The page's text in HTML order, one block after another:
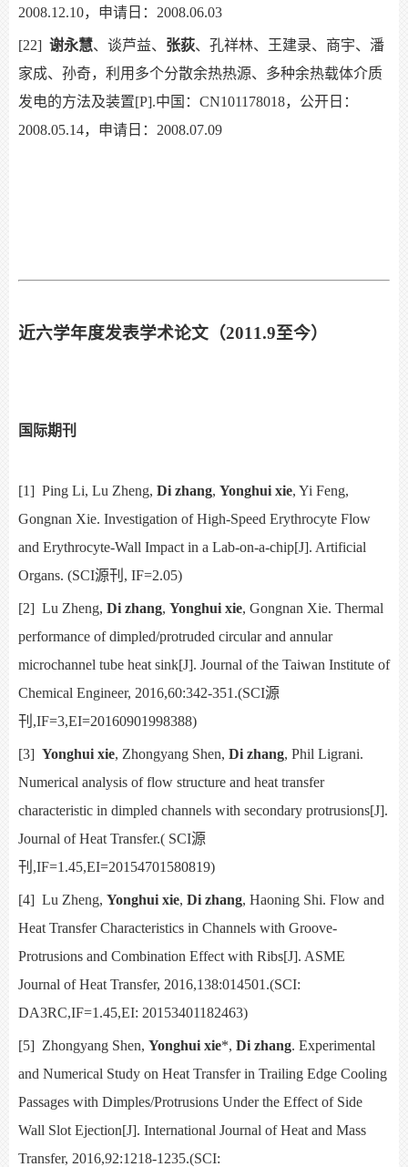
2008.12.10，申请日：2008.06.03
[22] 谢永慧、谈芦益、 张荻、孔祥林、王建录、商宇、潘
家成、孙奇，利用多个分散余热热源、多种余热载体介质
发电的方法及装置[P].中国：CN101178018，公开日：
2008.05.14，申请日：2008.07.09
近六学年度发表学术论文（2011.9至今）
国际期刊
[1] Ping Li, Lu Zheng, Di zhang, Yonghui xie, Yi Feng,
Gongnan Xie. Investigation of High-Speed Erythrocyte Flow
and Erythrocyte-Wall Impact in a Lab-on-a-chip[J]. Artificial
Organs. (SCI源刊 , IF=2.05)
[2] Lu Zheng, Di zhang, Yonghui xie, Gongnan Xie. Thermal
performance of dimpled/protruded circular and annular
microchannel tube heat sink[J]. Journal of the Taiwan Institute of
Chemical Engineer, 2016,60:342-351.(SCI源
刊 ,IF=3,EI=20160901998388)
[3] Yonghui xie, Zhongyang Shen, Di zhang, Phil Ligrani.
Numerical analysis of flow structure and heat transfer
characteristic in dimpled channels with secondary protrusions[J].
Journal of Heat Transfer.( SCI源
刊 ,IF=1.45,EI=20154701580819)
[4] Lu Zheng, Yonghui xie, Di zhang, Haoning Shi. Flow and
Heat Transfer Characteristics in Channels with Groove-
Protrusions and Combination Effect with Ribs[J]. ASME
Journal of Heat Transfer, 2016,138:014501.(SCI:
DA3RC,IF=1.45,EI: 20153401182463)
[5] Zhongyang Shen, Yonghui xie*, Di zhang. Experimental
and Numerical Study on Heat Transfer in Trailing Edge Cooling
Passages with Dimples/Protrusions Under the Effect of Side
Wall Slot Ejection[J]. International Journal of Heat and Mass
Transfer, 2016,92:1218-1235.(SCI: